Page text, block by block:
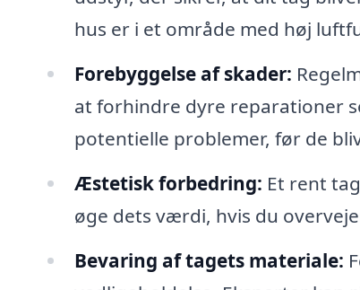
hus er i et område med høj
Forebyggelse af skader:
at forhindre dyre reparationer
potentielle problemer, før de
Æstetisk forbedring: Et rent
øge dets værdi, hvis du
Bevaring af tagets materiale: